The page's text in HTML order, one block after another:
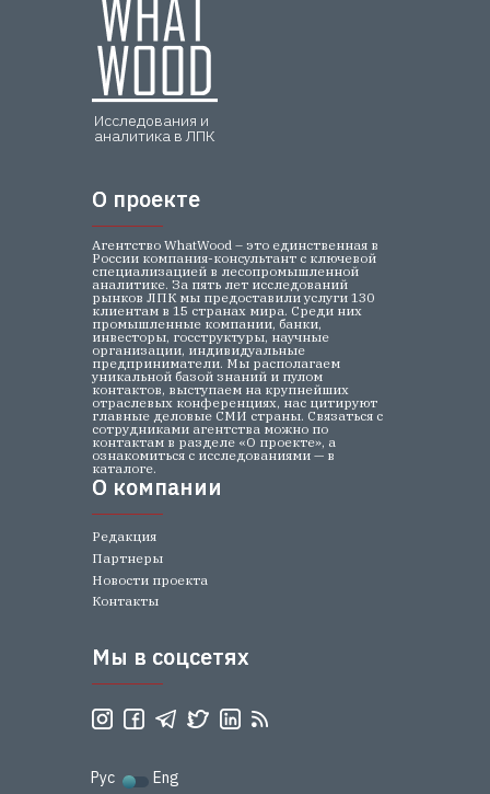
Редакция
Партнеры
Агентство WhatWood – это единственная в
России компания-консультант с ключевой
специализацией в лесопромышленной
аналитике. За пять лет исследований
рынков ЛПК мы предоставили услуги 130
клиентам в 15 странах мира. Среди них
промышленные компании, банки,
инвесторы, госструктуры, научные
организации, индивидуальные
предприниматели. Мы располагаем
уникальной базой знаний и пулом
контактов, выступаем на крупнейших
отраслевых конференциях, нас цитируют
главные деловые СМИ страны. Связаться с
сотрудниками агентства можно по
контактам в разделе «О проекте», а
ознакомиться с исследованиями — в
каталоге.
Новости проекта
Контакты
Исследования и
аналитика в ЛПК
О проекте
О компании
Мы в соцсетях
Рус Eng
О проекте
Мы в соцсетях
О компании